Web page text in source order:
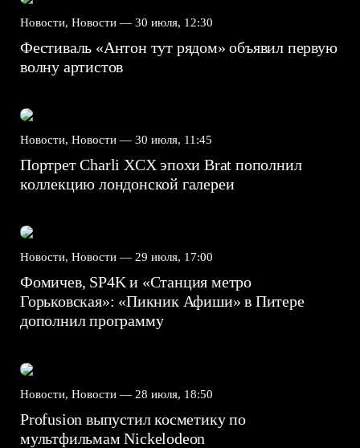
Новости, Новости — 30 июля, 12:30
Фестиваль «Антон тут рядом» объявил первую
волну артистов
Новости, Новости — 30 июля, 11:45
Портрет Charli XCX эпохи Brat пополнил
коллекцию лондонской галереи
Новости, Новости — 29 июля, 17:00
Фомичев, SP4K и «Станция метро
Горьковская»: «Пикник Афиши» в Питере
дополнил программу
Новости, Новости — 28 июля, 18:50
Profusion выпустил косметику по
мультфильмам Nickelodeon